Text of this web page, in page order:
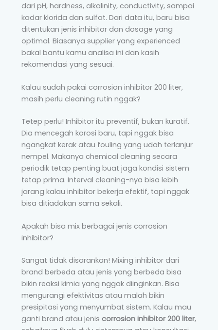
dari pH, hardness, alkalinity, conductivity, sampai
kadar klorida dan sulfat. Dari data itu, baru bisa
ditentukan jenis inhibitor dan dosage yang
optimal. Biasanya supplier yang experienced
bakal bantu kamu analisa ini dan kasih
rekomendasi yang sesuai.
Kalau sudah pakai corrosion inhibitor 200 liter,
masih perlu cleaning rutin nggak?
Tetep perlu! Inhibitor itu preventif, bukan kuratif.
Dia mencegah korosi baru, tapi nggak bisa
ngangkat kerak atau fouling yang udah terlanjur
nempel. Makanya chemical cleaning secara
periodik tetap penting buat jaga kondisi sistem
tetap prima. Interval cleaning-nya bisa lebih
jarang kalau inhibitor bekerja efektif, tapi nggak
bisa ditiadakan sama sekali.
Apakah bisa mix berbagai jenis corrosion
inhibitor?
Sangat tidak disarankan! Mixing inhibitor dari
brand berbeda atau jenis yang berbeda bisa
bikin reaksi kimia yang nggak diinginkan. Bisa
mengurangi efektivitas atau malah bikin
presipitasi yang menyumbat sistem. Kalau mau
ganti brand atau jenis corrosion inhibitor 200 liter,